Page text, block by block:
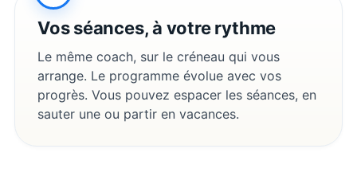
Vos séances, à votre rythme
Le même coach, sur le créneau qui vous
arrange. Le programme évolue avec vos
progrès. Vous pouvez espacer les séances, en
sauter une ou partir en vacances.